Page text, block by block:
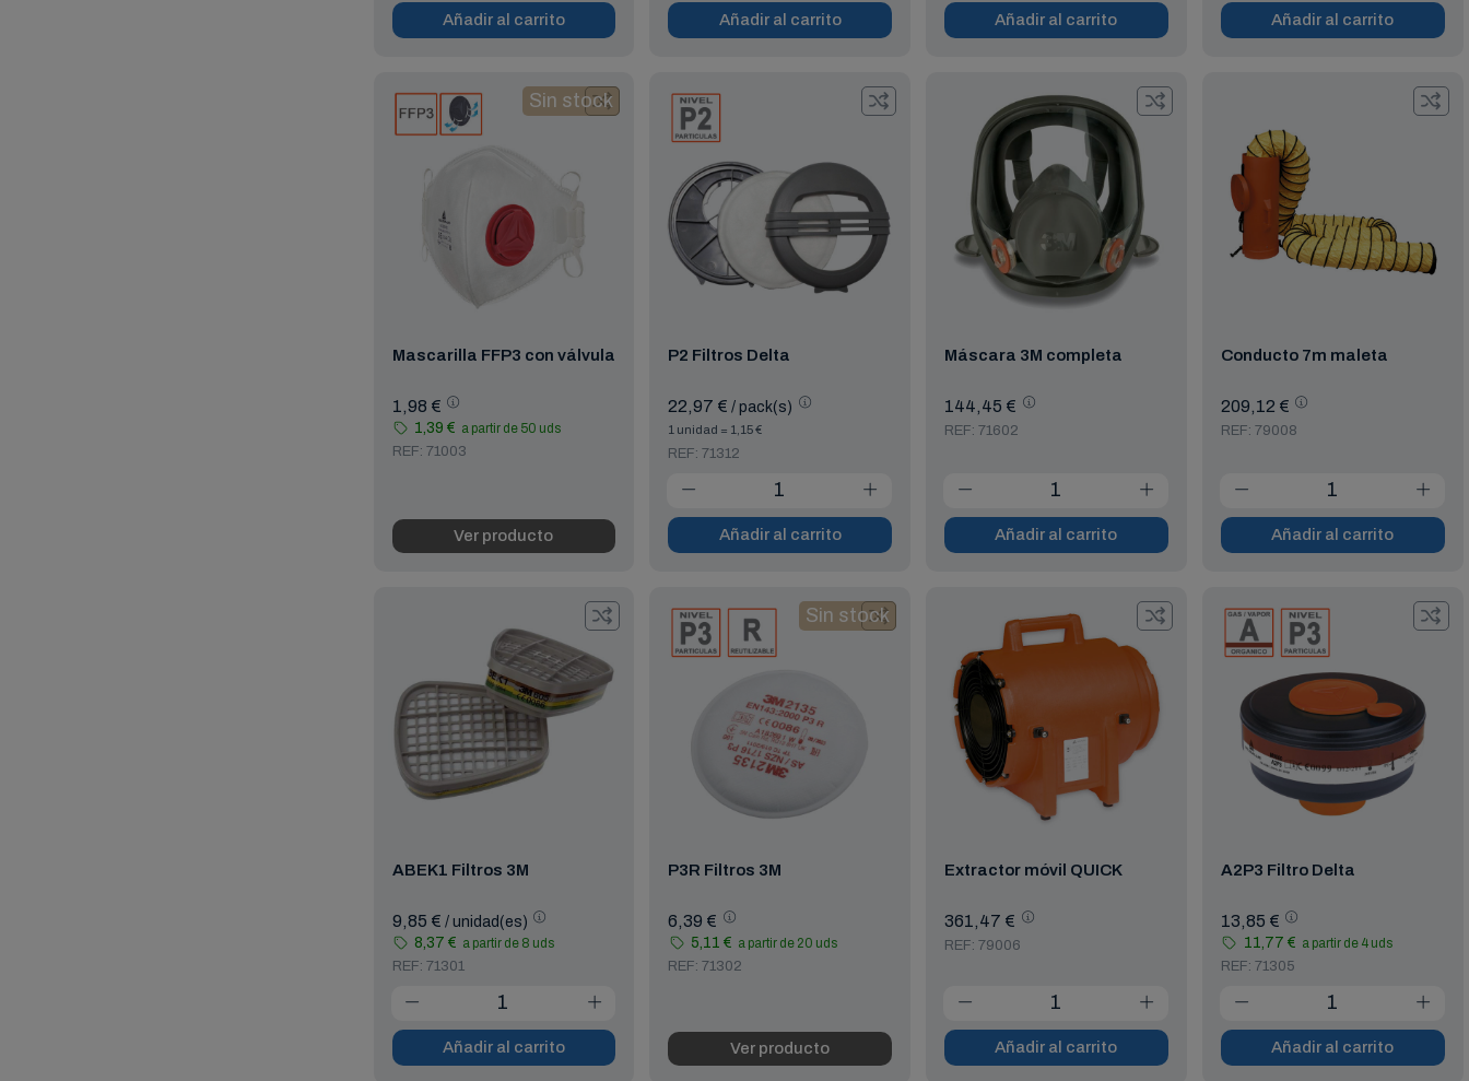
Añadir al carrito Añadir al carrito Añadir al carrito Añadir al carrito
Sin stock
Mascarilla FFP3 con válvula
1,98 €
1,39 € a partir de 50 uds
REF: 71003
Ver producto
P2 Filtros Delta
22,97 €/ pack(s)
1 unidad = 1,15 €
REF: 71312
Añadir al carrito
Máscara 3M completa
144,45 €
REF: 71602
Añadir al carrito
Conducto 7m maleta
209,12 €
REF: 79008
Añadir al carrito
ABEK1 Filtros 3M
9,85 € / unidad(es)
8,37 € a partir de 8 uds
REF: 71301
Añadir al carrito
Sin stock
P3R Filtros 3M
6,39 €
5,11 € a partir de 20 uds
REF: 71302
Ver producto
Extractor móvil QUICK
361,47 €
REF: 79006
Añadir al carrito
A2P3 Filtro Delta
13,85 €
11,77 € a partir de 4 uds
REF: 71305
Añadir al carrito